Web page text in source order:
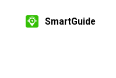
SmartGuide